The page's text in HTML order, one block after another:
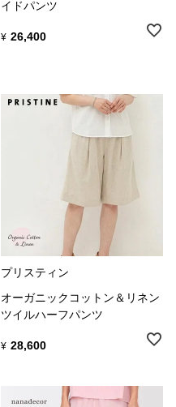
イドパンツ
¥ 26,400
プリスティン
オーガニックコットン＆リネン
ツイルハーフパンツ
¥ 28,600